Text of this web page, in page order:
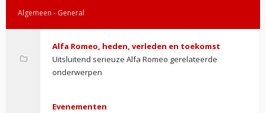
Algemeen - General
Alfa Romeo, heden, verleden en toekomst
Uitsluitend serieuze Alfa Romeo gerelateerde
onderwerpen
Evenementen